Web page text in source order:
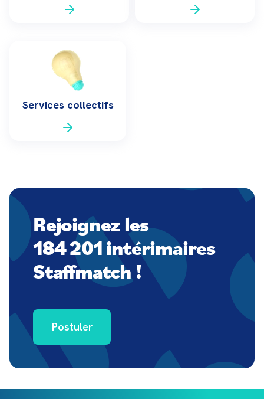
Services collectifs
Rejoignez les
184 201 intérimaires
Staffmatch !
Postuler